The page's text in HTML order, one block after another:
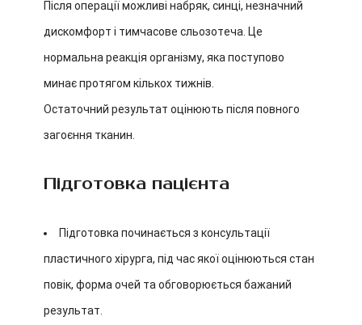
Після операції можливі набряк, синці, незначний
дискомфорт і тимчасове сльозотеча. Це
нормальна реакція організму, яка поступово
минає протягом кількох тижнів.
Остаточний результат оцінюють після повного
загоєння тканин.
Підготовка пацієнта
Підготовка починається з консультації
пластичного хірурга, під час якої оцінюються стан
повік, форма очей та обговорюється бажаний
результат.